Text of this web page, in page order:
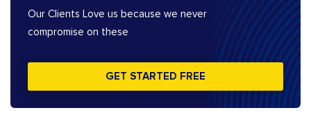
Our Clients Love us because we never
compromise on these
GET STARTED FREE